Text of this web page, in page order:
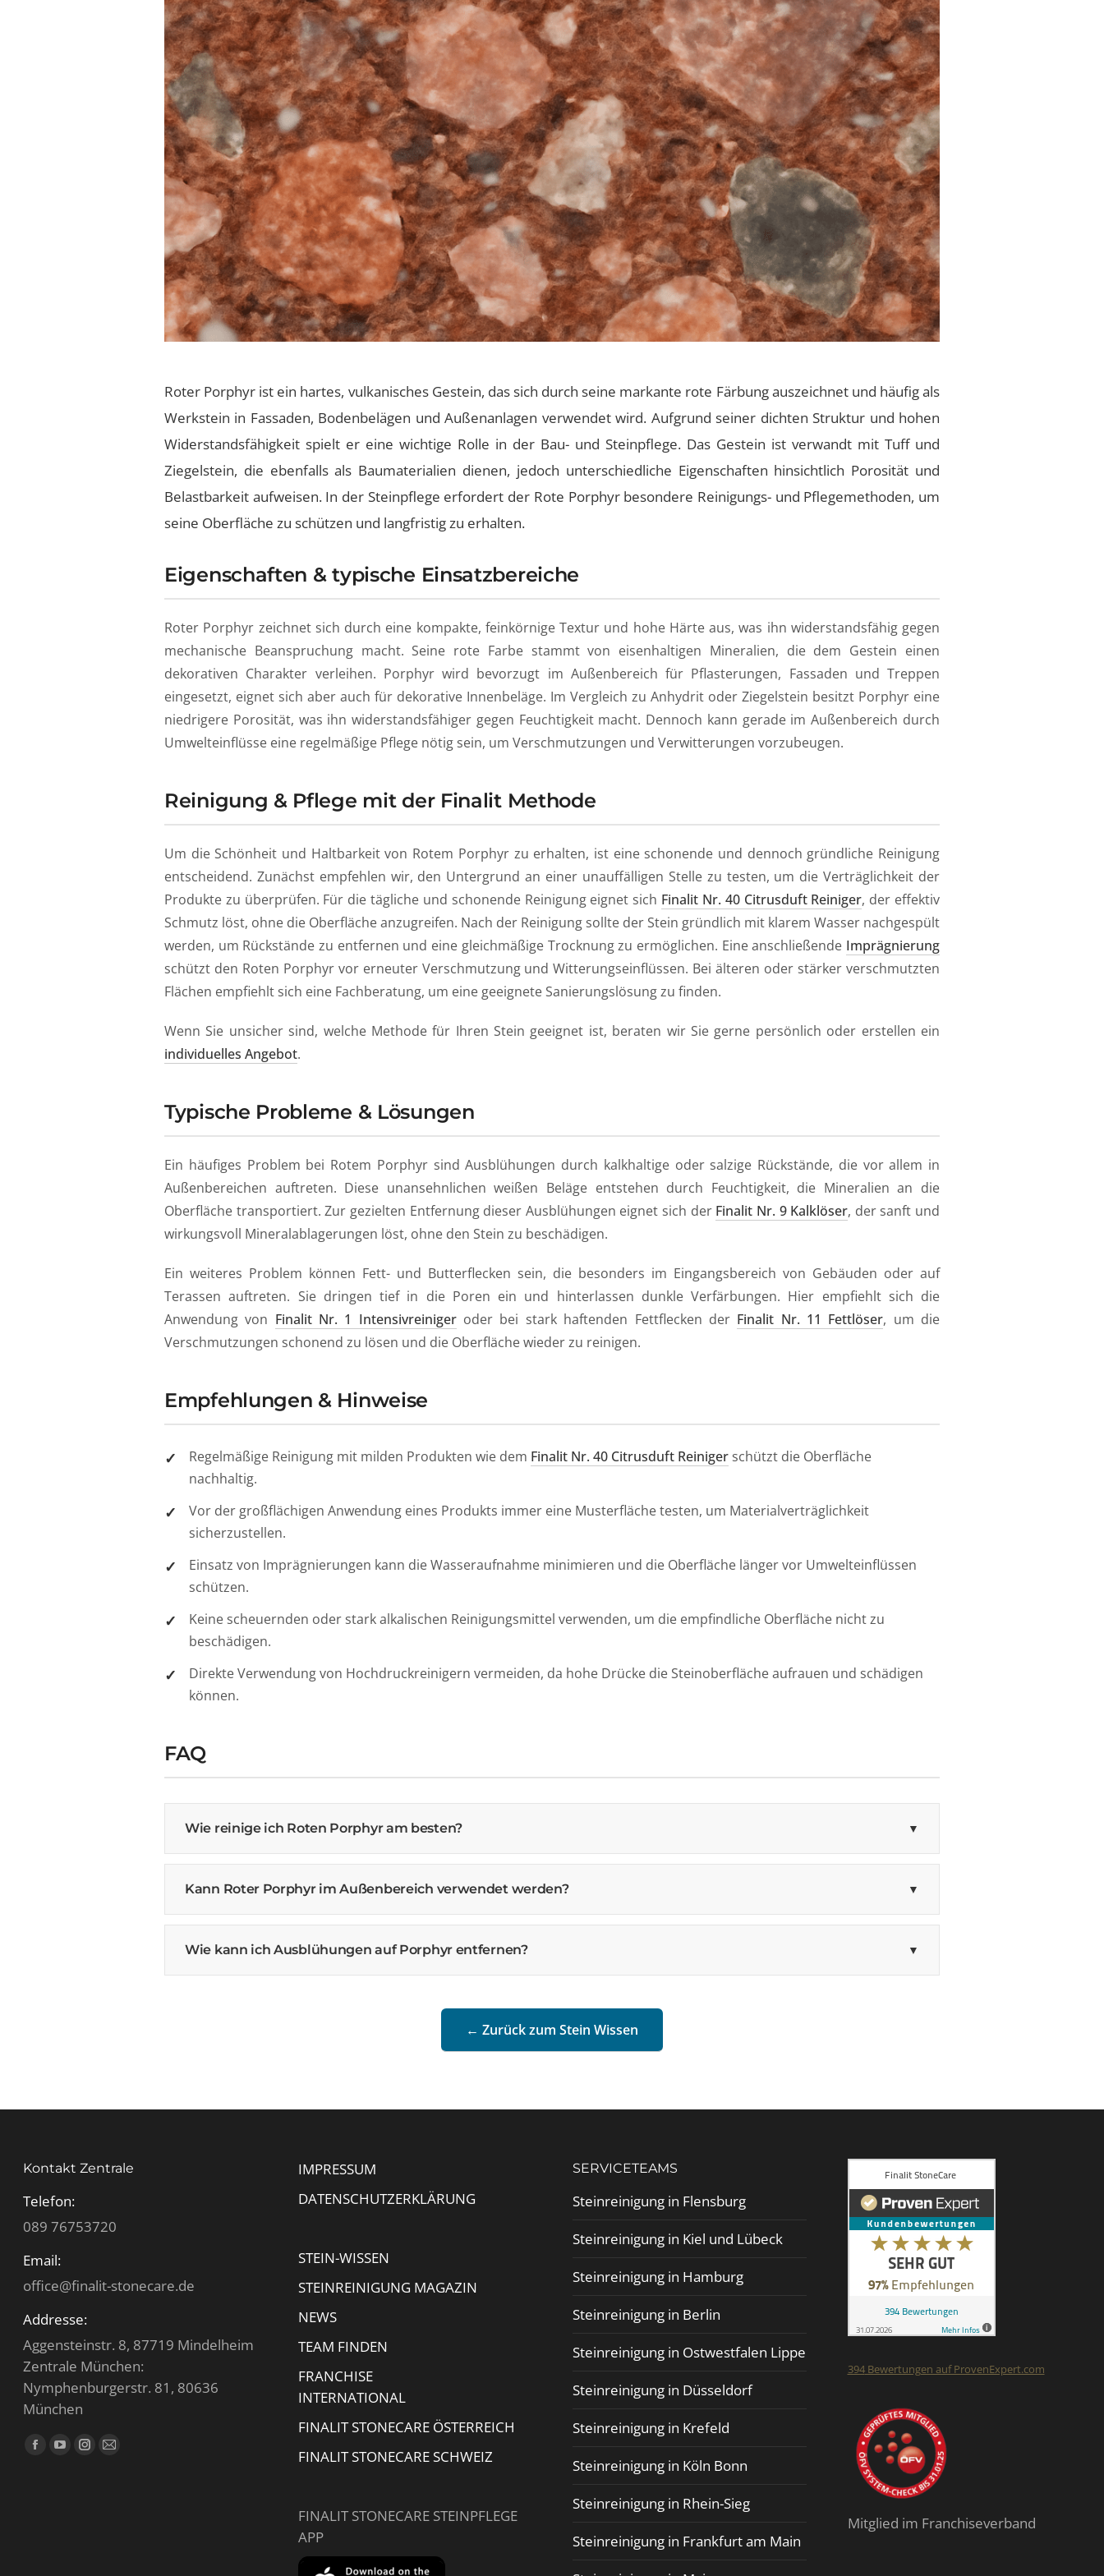
Roter Porphyr ist ein hartes, vulkanisches Gestein, das sich durch seine markante rote Färbung auszeichnet und häufig als
Werkstein in Fassaden, Bodenbelägen und Außenanlagen verwendet wird. Aufgrund seiner dichten Struktur und hohen
Widerstandsfähigkeit spielt er eine wichtige Rolle in der Bau- und Steinpflege. Das Gestein ist verwandt mit Tuff und
Ziegelstein, die ebenfalls als Baumaterialien dienen, jedoch unterschiedliche Eigenschaften hinsichtlich Porosität und
Belastbarkeit aufweisen. In der Steinpflege erfordert der Rote Porphyr besondere Reinigungs- und Pflegemethoden, um
seine Oberfläche zu schützen und langfristig zu erhalten.
Eigenschaften & typische Einsatzbereiche
Roter Porphyr zeichnet sich durch eine kompakte, feinkörnige Textur und hohe Härte aus, was ihn widerstandsfähig gegen
mechanische Beanspruchung macht. Seine rote Farbe stammt von eisenhaltigen Mineralien, die dem Gestein einen
dekorativen Charakter verleihen. Porphyr wird bevorzugt im Außenbereich für Pflasterungen, Fassaden und Treppen
eingesetzt, eignet sich aber auch für dekorative Innenbeläge. Im Vergleich zu Anhydrit oder Ziegelstein besitzt Porphyr eine
niedrigere Porosität, was ihn widerstandsfähiger gegen Feuchtigkeit macht. Dennoch kann gerade im Außenbereich durch
Umwelteinflüsse eine regelmäßige Pflege nötig sein, um Verschmutzungen und Verwitterungen vorzubeugen.
Reinigung & Pflege mit der Finalit Methode
Um die Schönheit und Haltbarkeit von Rotem Porphyr zu erhalten, ist eine schonende und dennoch gründliche Reinigung
entscheidend. Zunächst empfehlen wir, den Untergrund an einer unauffälligen Stelle zu testen, um die Verträglichkeit der
Produkte zu überprüfen. Für die tägliche und schonende Reinigung eignet sich Finalit Nr. 40 Citrusduft Reiniger, der effektiv
Schmutz löst, ohne die Oberfläche anzugreifen. Nach der Reinigung sollte der Stein gründlich mit klarem Wasser nachgespült
werden, um Rückstände zu entfernen und eine gleichmäßige Trocknung zu ermöglichen. Eine anschließende Imprägnierung
schützt den Roten Porphyr vor erneuter Verschmutzung und Witterungseinflüssen. Bei älteren oder stärker verschmutzten
Flächen empfiehlt sich eine Fachberatung, um eine geeignete Sanierungslösung zu finden.
Wenn Sie unsicher sind, welche Methode für Ihren Stein geeignet ist, beraten wir Sie gerne persönlich oder erstellen ein
individuelles Angebot.
Typische Probleme & Lösungen
Ein häufiges Problem bei Rotem Porphyr sind Ausblühungen durch kalkhaltige oder salzige Rückstände, die vor allem in
Außenbereichen auftreten. Diese unansehnlichen weißen Beläge entstehen durch Feuchtigkeit, die Mineralien an die
Oberfläche transportiert. Zur gezielten Entfernung dieser Ausblühungen eignet sich der Finalit Nr. 9 Kalklöser, der sanft und
wirkungsvoll Mineralablagerungen löst, ohne den Stein zu beschädigen.
Ein weiteres Problem können Fett- und Butterflecken sein, die besonders im Eingangsbereich von Gebäuden oder auf
Terassen auftreten. Sie dringen tief in die Poren ein und hinterlassen dunkle Verfärbungen. Hier empfiehlt sich die
Anwendung von Finalit Nr. 1 Intensivreinigeroder bei stark haftenden Fettflecken der Finalit Nr. 11 Fettlöser, um die
Verschmutzungen schonend zu lösen und die Oberfläche wieder zu reinigen.
Empfehlungen & Hinweise
Regelmäßige Reinigung mit milden Produkten wie dem Finalit Nr. 40 Citrusduft Reiniger schützt die Oberfläche
nachhaltig.
Vor der großflächigen Anwendung eines Produkts immer eine Musterfläche testen, um Materialverträglichkeit
sicherzustellen.
Einsatz von Imprägnierungen kann die Wasseraufnahme minimieren und die Oberfläche länger vor Umwelteinflüssen
schützen.
Keine scheuernden oder stark alkalischen Reinigungsmittel verwenden, um die empfindliche Oberfläche nicht zu
beschädigen.
Direkte Verwendung von Hochdruckreinigern vermeiden, da hohe Drücke die Steinoberfläche aufrauen und schädigen
können.
FAQ
Wie reinige ich Roten Porphyr am besten? ▼
Kann Roter Porphyr im Außenbereich verwendet werden? ▼
Wie kann ich Ausblühungen auf Porphyr entfernen? ▼
← Zurück zum Stein Wissen
Kontakt Zentrale
Telefon:
089 76753720
Email:
office@finalit-stonecare.de
Addresse:
Aggensteinstr. 8, 87719 Mindelheim
Zentrale München:
Nymphenburgerstr. 81, 80636
München
Finden Sie uns auf:
Facebook
YouTube
Instagram
E-
IMPRESSUM
DATENSCHUTZERKLÄRUNG
STEIN-WISSEN
STEINREINIGUNG MAGAZIN
NEWS
TEAM FINDEN
FRANCHISE
INTERNATIONAL
FINALIT STONECARE ÖSTERREICH
FINALIT STONECARE SCHWEIZ
FINALIT STONECARE STEINPFLEGE
APP
SERVICETEAMS
Steinreinigung in Flensburg
Steinreinigung in Kiel und Lübeck
Steinreinigung in Hamburg
Steinreinigung in Berlin
Steinreinigung in Ostwestfalen Lippe
Steinreinigung in Düsseldorf
Steinreinigung in Krefeld
Steinreinigung in Köln Bonn
Steinreinigung in Rhein-Sieg
Steinreinigung in Frankfurt am Main
394Bewertungen auf ProvenExpert.com
Mitglied im Franchiseverband